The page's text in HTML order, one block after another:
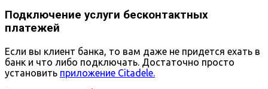
Подключение услуги бесконтактных
платежей
Если вы клиент банка, то вам даже не придется ехать в
банк и что либо подключать. Достаточно просто
установить приложение Citadele.